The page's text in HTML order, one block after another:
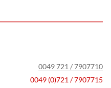
0049 721 / 7907710
0049 (0)721 / 7907715